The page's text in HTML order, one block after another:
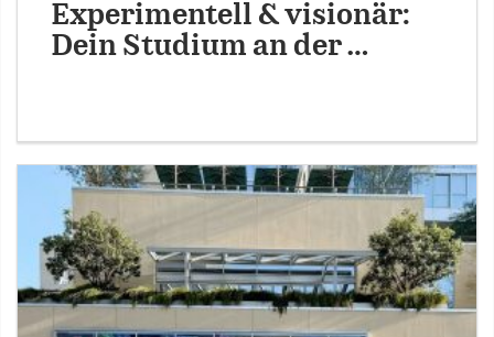
Experimentell & visionär:
Dein Studium an der …